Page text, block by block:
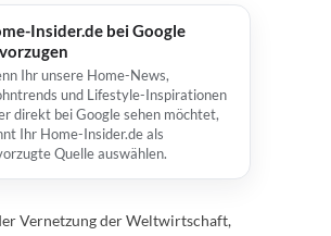
Insider.de bei Google
Ihr unsere Home-News,
und Lifestyle-Inspirationen
direkt bei Google sehen möchtet,
Ihr Home-Insider.de als
Quelle auswählen.
Vernetzung der Weltwirtschaft,